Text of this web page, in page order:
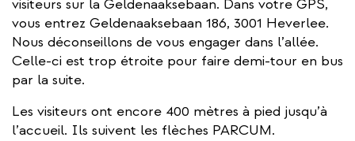
visiteurs sur la Geldenaaksebaan. Dans votre GPS,
vous entrez Geldenaaksebaan 186, 3001 Heverlee.
Nous déconseillons de vous engager dans l’allée.
Celle-ci est trop étroite pour faire demi-tour en bus
par la suite.
Les visiteurs ont encore 400 mètres à pied jusqu’à
l’accueil. Ils suivent les flèches PARCUM.